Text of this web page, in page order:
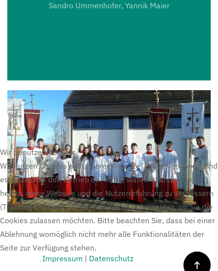
Sandro Ummenhofer, Yannik Maier
Impressum | Datenschutz
Wir benutzen Cookies
Wir nutzen Cookies auf unserer Website. Einige von ihnen sind
essenziell für den Betrieb der Seite, während andere uns
helfen, diese Website und die Nutzererfahrung zu verbessern
(Tracking Cookies). Sie können selbst entscheiden, ob Sie die
Cookies zulassen möchten. Bitte beachten Sie, dass bei einer
Ablehnung womöglich nicht mehr alle Funktionalitäten der
Seite zur Verfügung stehen.